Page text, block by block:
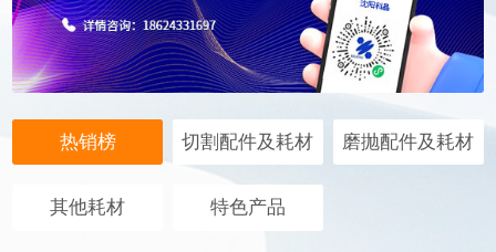
热销榜 切割配件及耗材 磨抛配件及耗材
其他耗材 特色产品